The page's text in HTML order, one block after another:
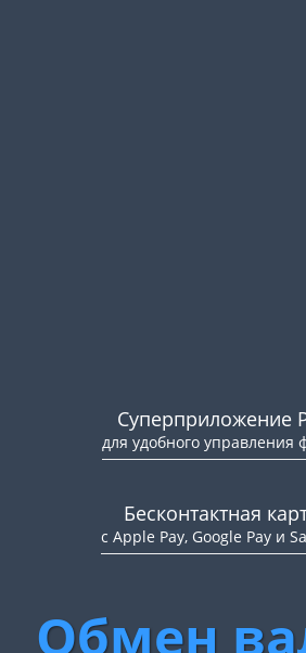
Суперприложение
для удобного управления
Бесконтактная
с Apple Pay, Google Pay и
Обмен